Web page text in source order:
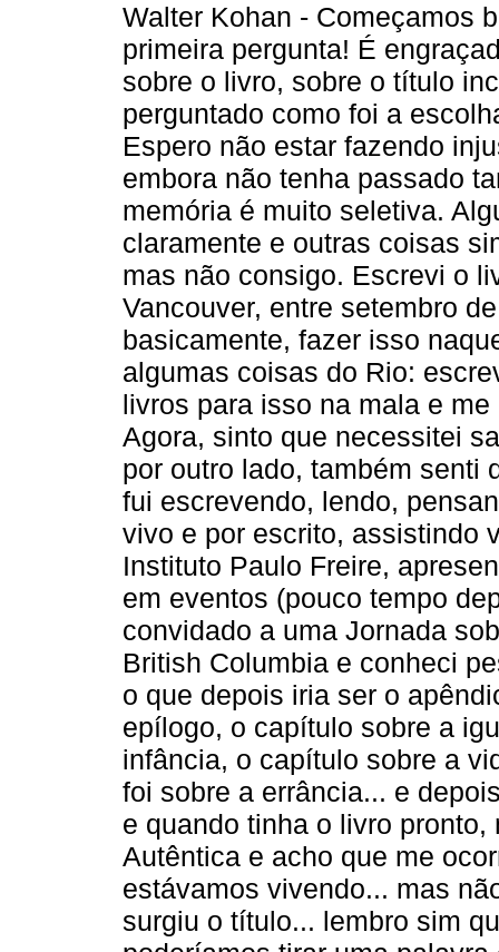
Walter Kohan - Começamos
primeira pergunta! É
sobre o livro, sobre o título
perguntado como foi a
Espero não estar fazendo
embora não tenha passado
memória é muito seletiva.
claramente e outras coisas
mas não consigo. Escrevi o
Vancouver, entre setembro
basicamente, fazer isso
algumas coisas do Rio:
livros para isso na mala e
Agora, sinto que necessitei
por outro lado, também senti
fui escrevendo, lendo,
vivo e por escrito, assistindo
Instituto Paulo Freire,
em eventos (pouco tempo
convidado a uma Jornada
British Columbia e conheci
o que depois iria ser o
epílogo, o capítulo sobre a
infância, o capítulo sobre a
foi sobre a errância... e
e quando tinha o livro
Autêntica e acho que me
estávamos vivendo... mas
surgiu o título... lembro sim